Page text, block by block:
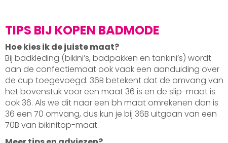
TIPS BIJ KOPEN BADMODE
Hoe kies ik de juiste maat?
Bij badkleding (bikini’s, badpakken en tankini’s) wordt
aan de confectiemaat ook vaak een aanduiding over
de cup toegevoegd. 36B betekent dat de omvang van
het bovenstuk voor een maat 36 is en de slip-maat is
ook 36. Als we dit naar een bh maat omrekenen dan is
36 een 70 omvang, dus kun je bij 36B uitgaan van een
70B van bikinitop-maat.